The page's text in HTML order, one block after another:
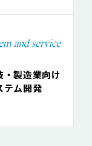
・製造業向け
テム開発